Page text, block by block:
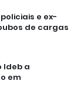
e ex-
de cargas
Ideb a
em